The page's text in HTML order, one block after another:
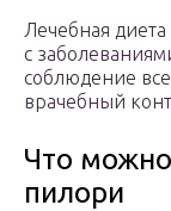
Лечебная
с
соблюдение
врачебный
Что можно
пилори